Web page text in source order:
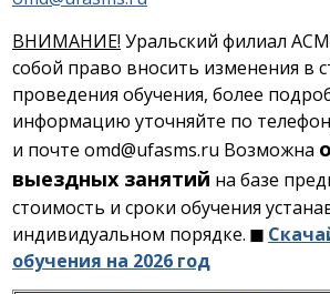
ВНИМАНИЕ! Уральский филиал
собой право вносить изменения в
проведения обучения, более
информацию уточняйте по
и почте omd@ufasms.ru Возможна
выездных занятий на базе
стоимость и сроки обучения
индивидуальном порядке. ◼
обучения на 2026 год